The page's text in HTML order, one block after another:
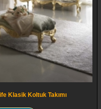
Klasik Koltuk Takımı